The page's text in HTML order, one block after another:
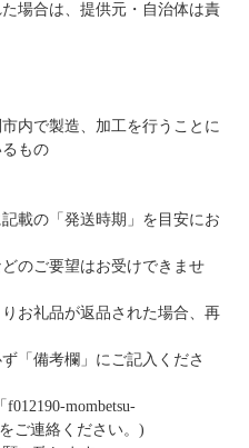
場合は、提供元・自治体は責
内で製造、加工を行うことに
もの
載の「発送時期」を目安にお
のご要望はお受けできませ
お礼品が返品された場合、再
「備考欄」にご記入くださ
mombetsu-
ご連絡ください。)